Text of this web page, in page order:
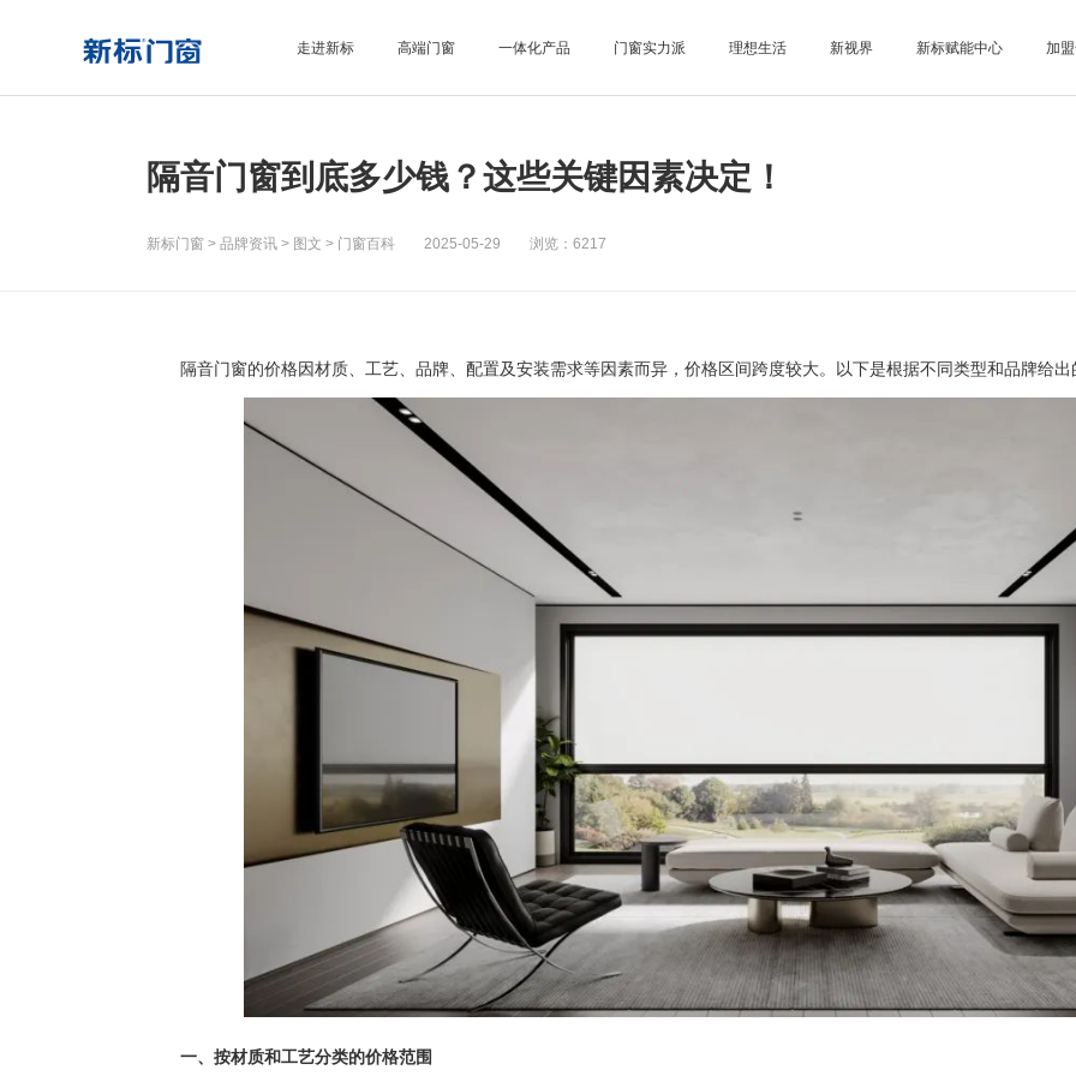
走进新标 高端门窗 一体化产品 门窗实力派 理想生活 新视界 新标赋能中心 加
隔音门窗到底多少钱？这些关键因素决定！
新标门窗 > 品牌资讯 > 图文 > 门窗百科 2025-05-29 浏览：6217
隔音门窗的价格因材质、工艺、品牌、配置及安装需求等因素而异，价格区间跨度较大。以下是根据不同类型和品牌给出
一、按材质和工艺分类的价格范围